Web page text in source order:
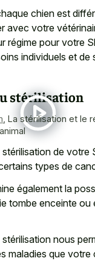
chien est
avec votre
régime pour votre
individuels et de
stérilisation
La stérilisation et le
de votre
types de
également la
tombe enceinte ou
nous
maladies que votre